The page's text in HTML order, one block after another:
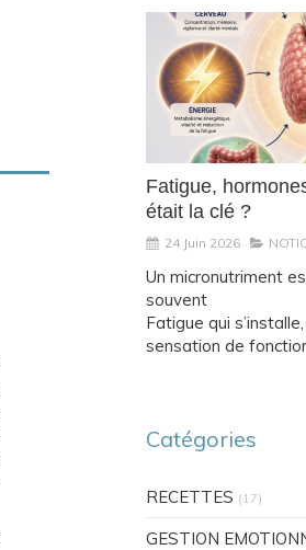
Fatigue,
était la clé ?
24 Juin 2026
Un micronutriment
souvent
Fatigue qui
sensation de
Catégories
RECETTES (17)
GESTION